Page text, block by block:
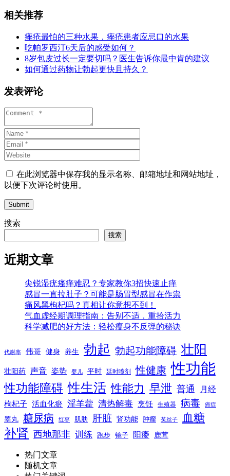
相关推荐
痤疮最怕的三种水果，痤疮患者应忌口的水果
吃帕罗西汀6天后的感受如何？
8岁包皮过长一定要切吗？医生告诉你最中肯的建议
如何通过药物让勃起更快且持久？
发表评论
在此浏览器中保存我的显示名称、邮箱地址和网站地址，
以便下次评论时使用。
Submit
搜索
搜索
近期文章
尖锐湿疣瘙痒难忍？专家教你3招快速止痒
感冒一直拉肚子？可能是肠胃型感冒在作祟
痛风黑枸杞吗？真相让你意想不到！
气血虚经期调理指南：告别不适，重拾活力
科学减肥的好方法：轻松瘦身不反弹的秘诀
代谢率 伟哥 健身 养生 勃起 勃起功能障碍 壮阳
壮阳药 声音 姿势 婴儿 平时 延时喷剂 性健康 性功能
性功能障碍 性生活 性能力 早泄 普通 月经
枸杞子 活血化瘀 淫羊藿 清热解毒 烹饪 生殖器 病毒 癌症
睾丸 糖尿病 红枣 肌肤 肝脏 肾功能 肿瘤 菟丝子 血糖
补肾 西地那非 训练 跑步 镜子 阳痿 鹿茸
热门文章
随机文章